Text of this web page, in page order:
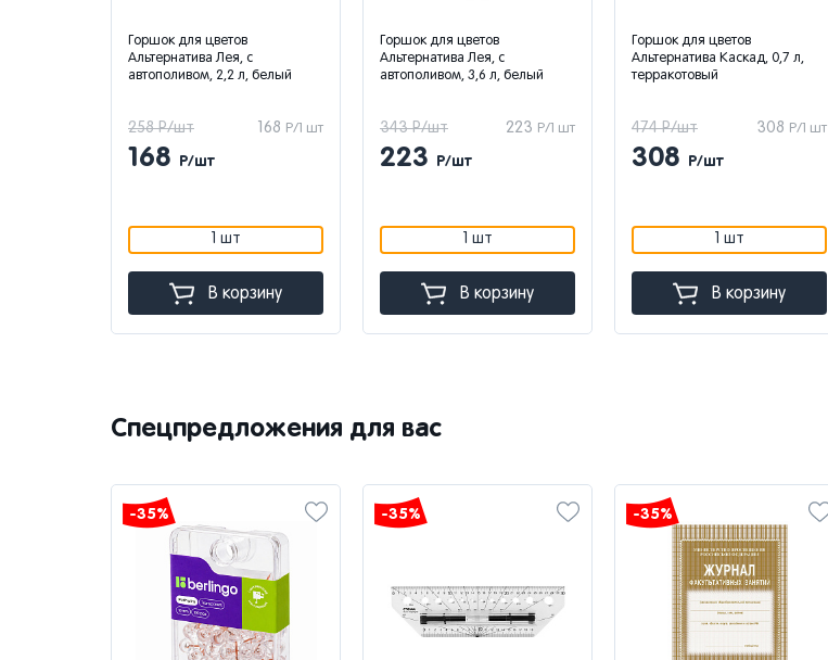
Горшок для цветов
Альтернатива Лея, с
автополивом, 2,2 л, белый
168 Р/1 шт
258 Р/шт
168 Р/шт
1 шт
В корзину
Горшок для цветов
Альтернатива Лея, с
автополивом, 3,6 л, белый
223 Р/1 шт
343 Р/шт
223 Р/шт
1 шт
В корзину
Горшок для цветов
Альтернатива Каскад, 0,7 л,
терракотовый
308 Р/1 шт
474 Р/шт
308 Р/шт
1 шт
В корзину
Спецпредложения для вас
-35% -35% -35%